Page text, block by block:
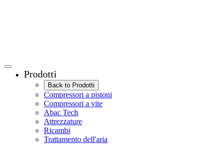
Prodotti
Back to Prodotti
Compressori a pistoni
Compressori a vite
Abac Tech
Attrezzature
Ricambi
Trattamento dell'aria